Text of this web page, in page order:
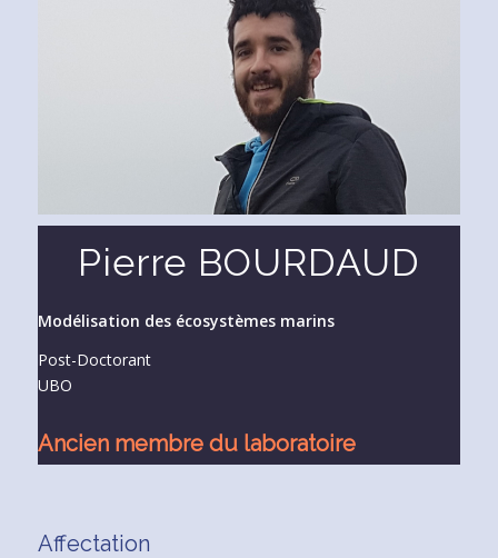
Pierre BOURDAUD
Modélisation des écosystèmes marins
Post-Doctorant
UBO
Ancien membre du laboratoire
Affectation